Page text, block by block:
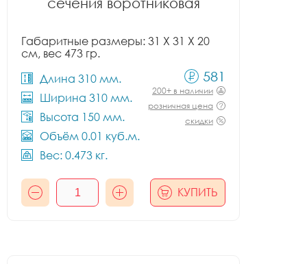
Габаритные размеры: 31 X 31 X 20
см, вес 473 гр.
Длина 310 мм.
Ширина 310 мм.
Высота 150 мм.
Объём 0.01 куб.м.
Вес: 0.473 кг.
581
200+ в наличии
розничная цена
скидки
КУПИТЬ